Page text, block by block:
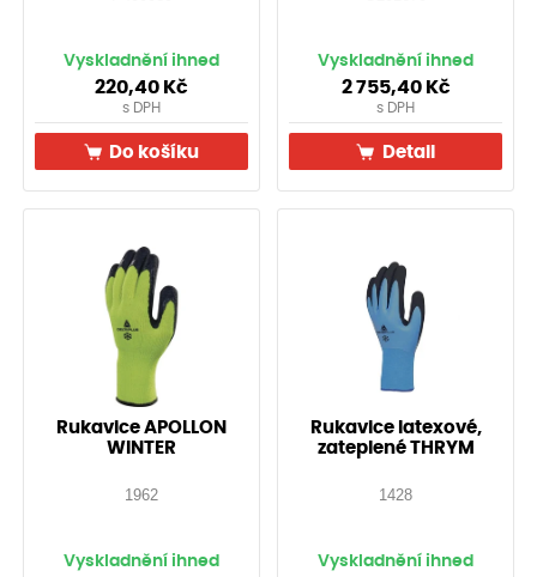
Vyskladnění ihned
220,40 Kč
s DPH
Do košíku
Vyskladnění ihned
2 755,40 Kč
s DPH
Detail
Rukavice APOLLON
WINTER
1962
Vyskladnění ihned
Rukavice latexové,
zateplené THRYM
1428
Vyskladnění ihned